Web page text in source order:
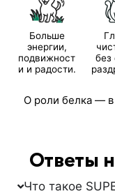
Больше
энергии,
подвижност
и и радости.
без
О роли белка — в
Ответы
Что такое